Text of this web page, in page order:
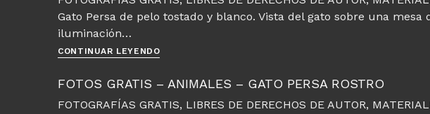
Gatos
Gato Persa de pelo tostado y blanco. Vista del gato sobre una
iluminación…
CONTINUAR LEYENDOFotos
–
FOTOS GRATIS – ANIMALES – GATO PERSA ROSTRO
FOTOGRAFÍAS GRATIS, LIBRES DE DERECHOS DE AUTOR,